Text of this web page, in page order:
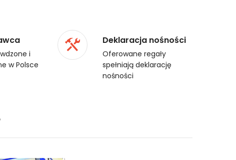
i
w Polsce
Deklaracja nośności
Oferowane regały
spełniają deklarację
nośności